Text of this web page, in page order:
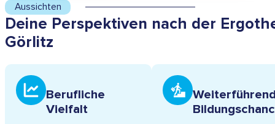
Aussichten
Deine Perspektiven nach der
Görlitz
Berufliche
Vielfalt